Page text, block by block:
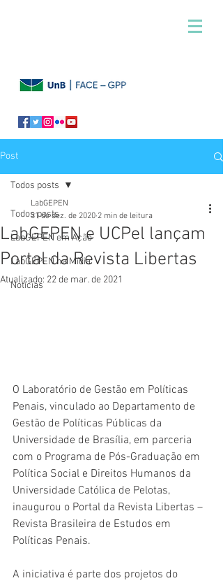
Post
Todos posts
LabGEPEN em Ação
LabGEPEN na Mídia
Notícias
Todos posts
LabGEPEN e UCPel lançam
Portal da Revista Libertas
LabGEPEN
31 de dez. de 2020 2 min de leitura
Atualizado: 22 de mar. de 2021
O Laboratório de Gestão em Políticas
Penais, vinculado ao Departamento de
Gestão de Políticas Públicas da
Universidade de Brasília, em parceria
com o Programa de Pós-Graduação em
Política Social e Direitos Humanos da
Universidade Católica de Pelotas,
inaugurou o Portal da Revista Libertas –
Revista Brasileira de Estudos em
Políticas Penais.
A iniciativa é parte dos projetos do